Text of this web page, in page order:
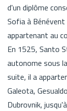
d'un diplôme
Sofia à
appartenant au
En 1525, Santo
autonome sous
suite, il a
Galeota,
Dubrovnik,